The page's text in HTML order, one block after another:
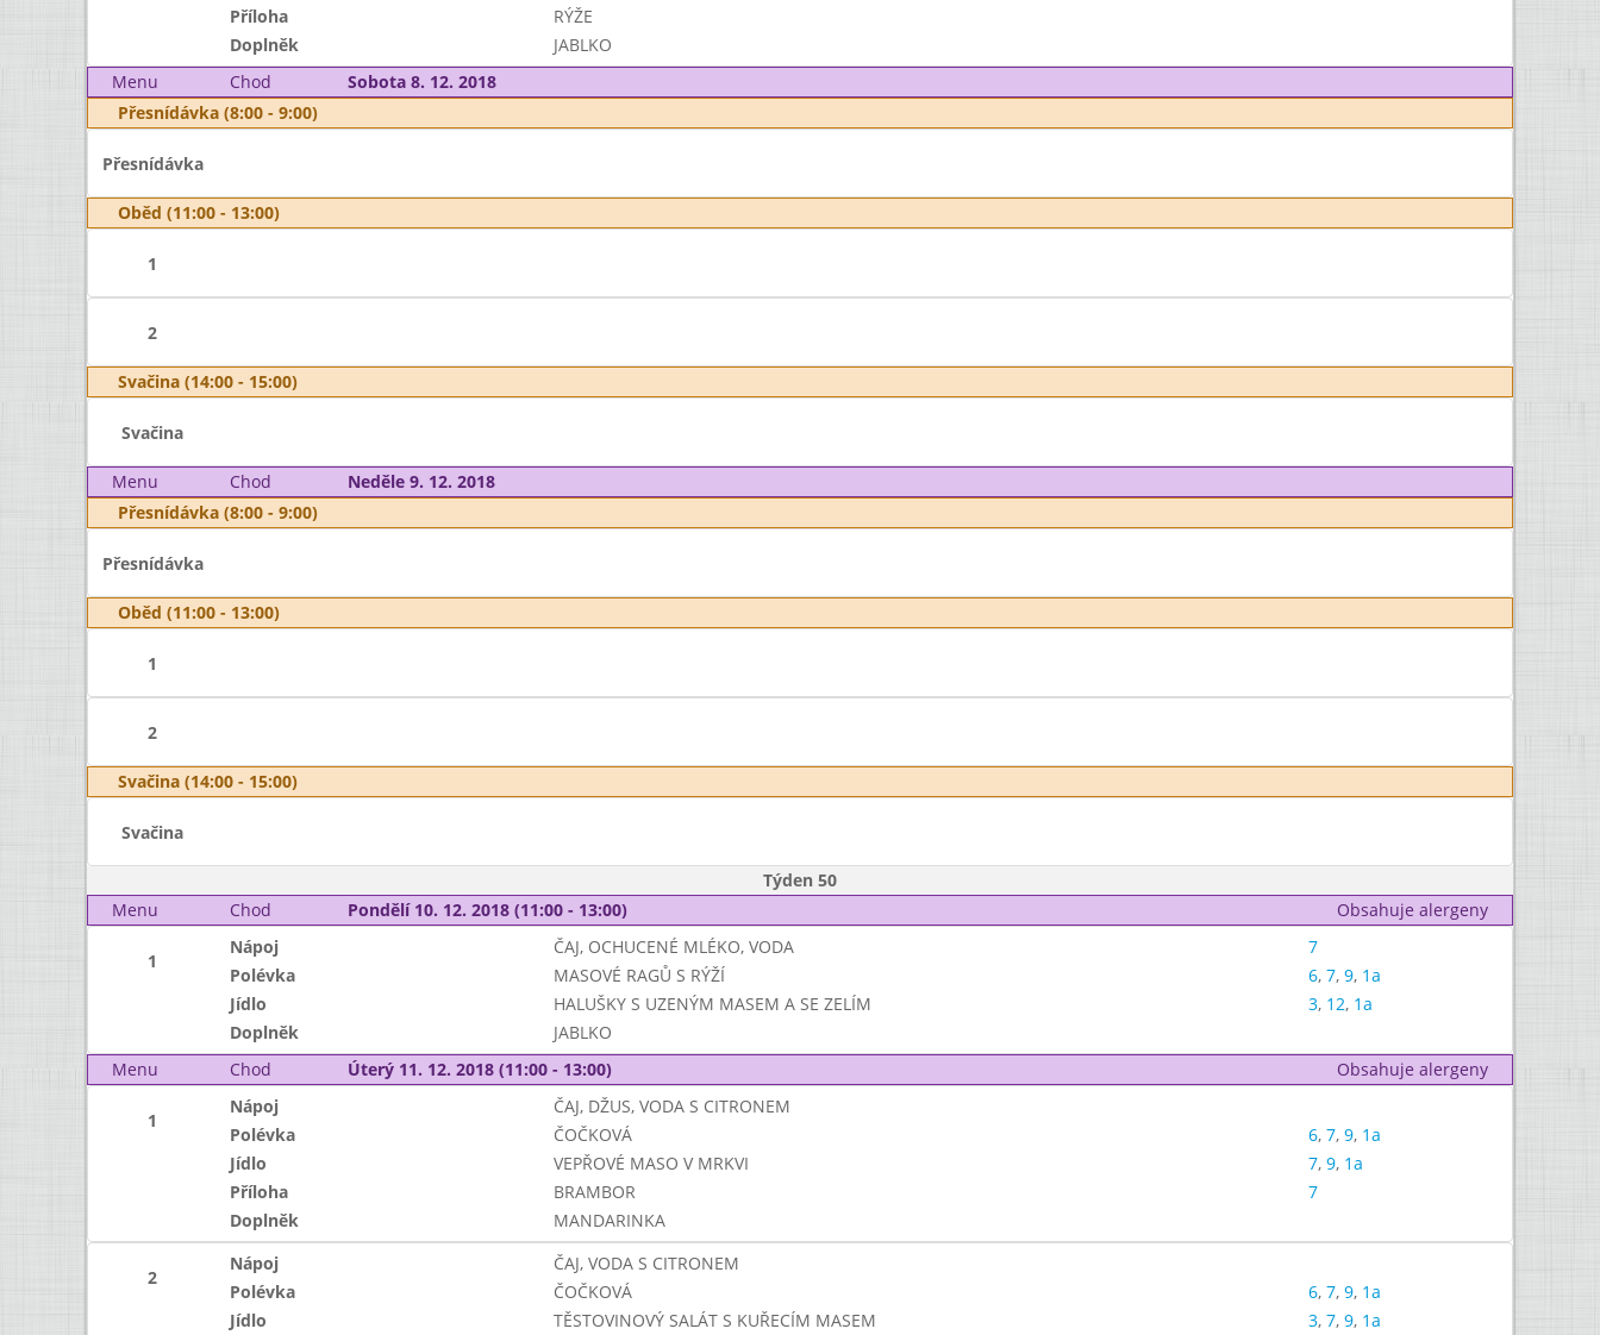
Příloha
RÝŽE
Doplněk
JABLKO
Menu
Chod
Sobota 8. 12. 2018
Přesnídávka (8:00 - 9:00)
Přesnídávka
Oběd (11:00 - 13:00)
1
2
Svačina (14:00 - 15:00)
Svačina
Menu Chod
Neděle 9. 12. 2018
Přesnídávka (8:00 - 9:00)
Přesnídávka
Oběd (11:00 - 13:00)
1
2
Svačina (14:00 - 15:00)
Svačina
Týden 50
Menu
Chod Pondělí 10. 12. 2018 (11:00 - 13:00) Obsahuje alergeny
1
Nápoj ČAJ, OCHUCENÉ MLÉKO, VODA
7
Polévka
MASOVÉ RAGŮ S RÝŽÍ 6, 7, 9, 1a
Jídlo
HALUŠKY S UZENÝM MASEM A SE ZELÍM 3, 12, 1a
Doplněk
JABLKO
Menu
Chod Úterý 11. 12. 2018 (11:00 - 13:00) Obsahuje alergeny
1
Nápoj
ČAJ, DŽUS, VODA S CITRONEM
Polévka
ČOČKOVÁ 6, 7, 9, 1a
Jídlo
VEPŘOVÉ MASO V MRKVI 7, 9, 1a
Příloha
BRAMBOR
7
Doplněk
MANDARINKA
2
Nápoj
ČAJ, VODA S CITRONEM
Polévka
ČOČKOVÁ 6, 7, 9, 1a
Jídlo
TĚSTOVINOVÝ SALÁT S KUŘECÍM MASEM 3, 7, 9, 1a